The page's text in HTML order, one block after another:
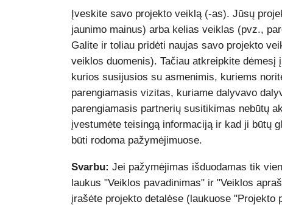
Įveskite savo projekto veiklą (-as). Jūsų
jaunimo mainus) arba kelias veiklas (pvz.,
Galite ir toliau pridėti naujas savo projekto
veiklos duomenis). Tačiau atkreipkite
kurios susijusios su asmenimis, kuriems
parengiamasis vizitas, kuriame dalyvavo
parengiamasis partnerių susitikimas nebūtų
įvestumėte teisingą informaciją ir kad ji būtų
būti rodoma pažymėjimuose.
Svarbu: Jei pažymėjimas išduodamas tik
laukus "Veiklos pavadinimas" ir "Veiklos
įrašėte projekto detalėse (laukuose